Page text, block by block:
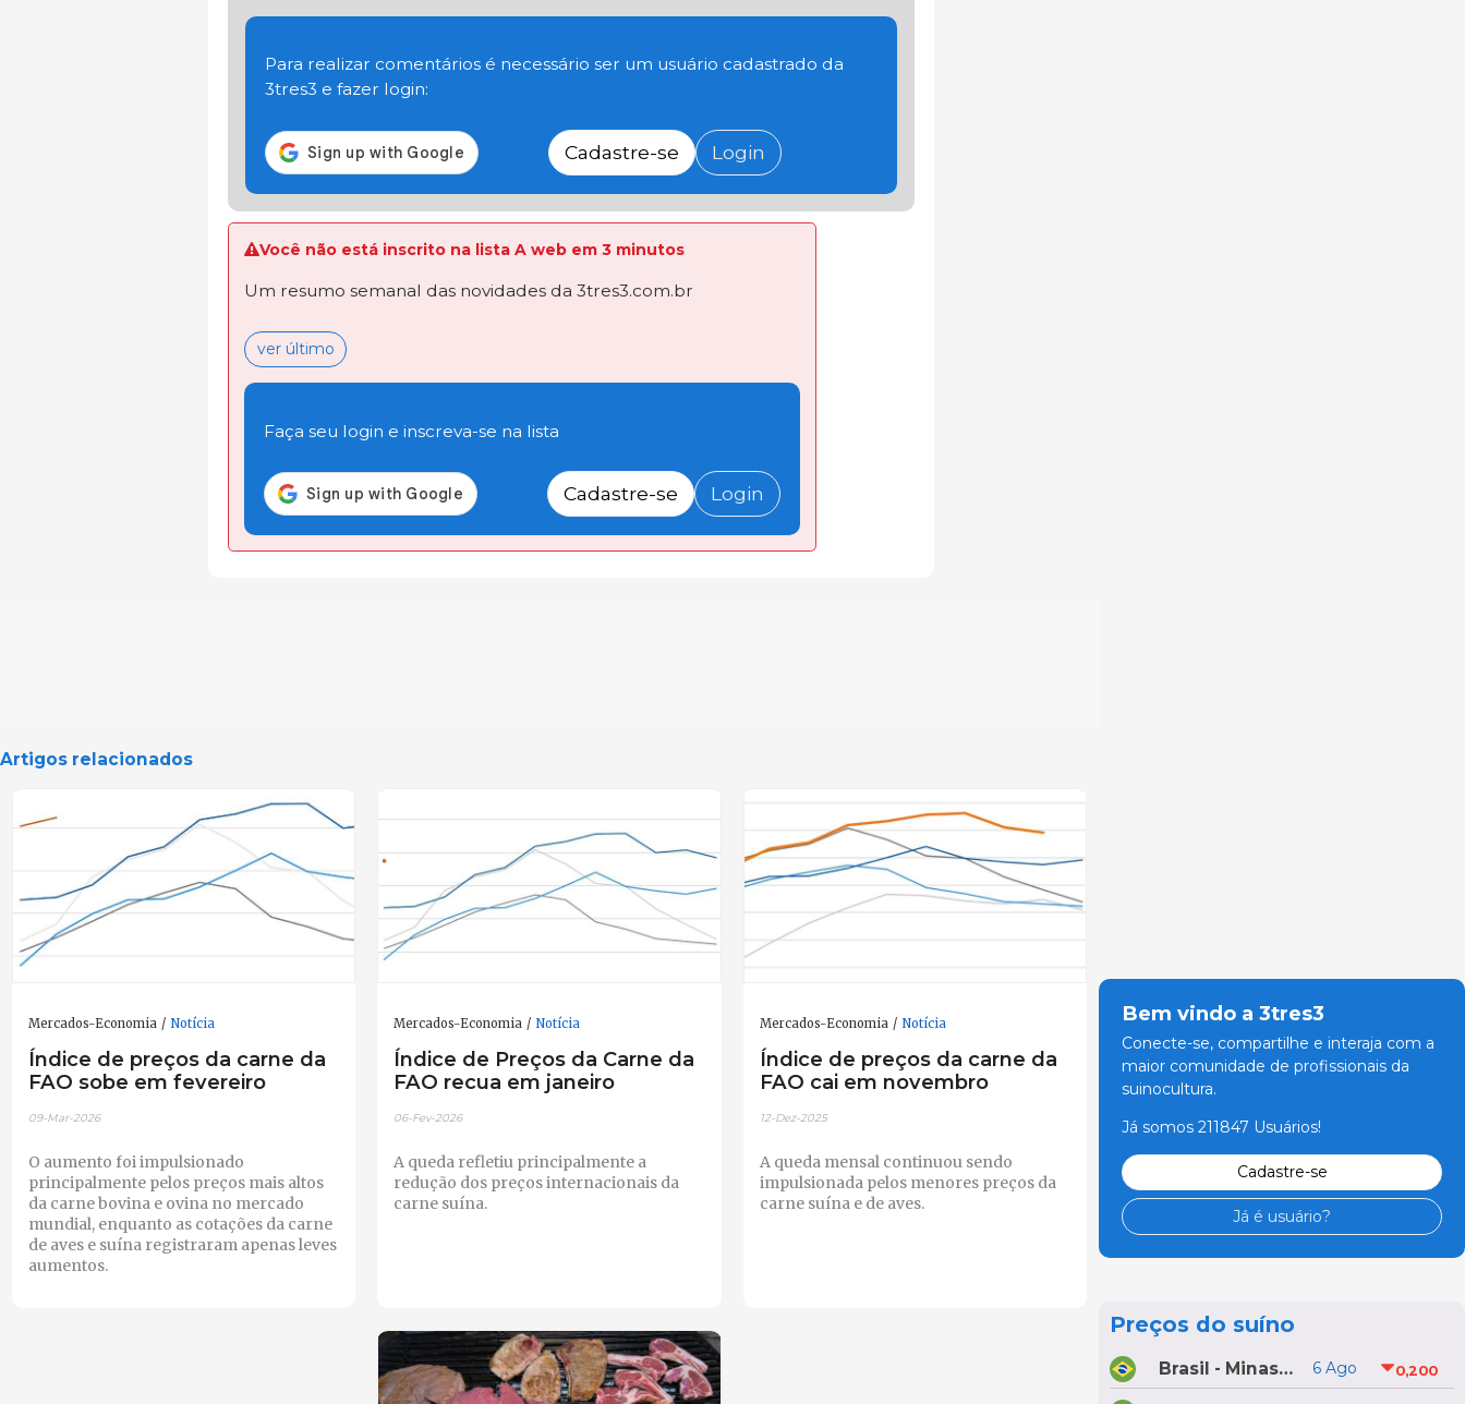
Para realizar comentários é necessário ser um usuário cadastrado da
3tres3 e fazer login:
Cadastre-se Login
Você não está inscrito na lista A web em 3 minutos
Um resumo semanal das novidades da 3tres3.com.br
ver último
Faça seu login e inscreva-se na lista
Cadastre-se Login
Artigos relacionados
Mercados-Economia Notícia
Índice de preços da carne da
FAO sobe em fevereiro
09-Mar-2026
O aumento foi impulsionado
principalmente pelos preços mais altos
da carne bovina e ovina no mercado
mundial, enquanto as cotações da carne
de aves e suína registraram apenas leves
aumentos.
Mercados-Economia Notícia
Índice de Preços da Carne da
FAO recua em janeiro
06-Fev-2026
A queda refletiu principalmente a
redução dos preços internacionais da
carne suína.
Mercados-Economia Notícia
Índice de preços da carne da
FAO cai em novembro
12-Dez-2025
A queda mensal continuou sendo
impulsionada pelos menores preços da
carne suína e de aves.
Bem vindo a 3tres3
Conecte-se, compartilhe e interaja com a
maior comunidade de profissionais da
suinocultura.
Já somos 211847 Usuários!
Cadastre-se
Já é usuário?
Preços do suíno
Brasil - Minas Gerais 6 Ago 0,200